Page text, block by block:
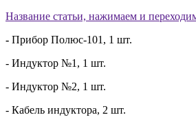
Название статьи, нажимаем и
- Прибор Полюс-101, 1 шт.
- Индуктор №1, 1 шт.
- Индуктор №2, 1 шт.
- Кабель индуктора, 2 шт.